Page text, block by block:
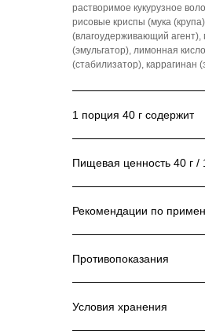
растворимое кукурузное
рисовые криспы (мука
(влагоудерживающий агент),
(эмульгатор), лимонная
(стабилизатор), каррагинан
1 порция 40 г содержит
Пищевая ценность 40 г /
Рекомендации по
Противопоказания
Условия хранения